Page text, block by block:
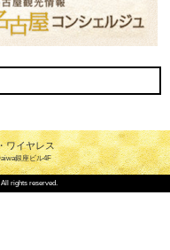
ワイヤレス
銀座ビル4F
rights reserved.